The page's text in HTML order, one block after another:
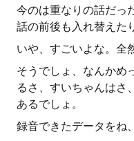
今のは重なりの話だっ
話の前後も入れ替えた
いや、すごいよな。全
そうでしょ、なんかめ
るさ、すいちゃんはさ
あるでしょ。
録音できたデータをね